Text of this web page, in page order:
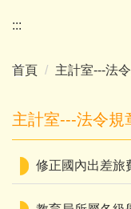
:::
首頁 主計室---法
主計室---法令規
修正國內出差旅